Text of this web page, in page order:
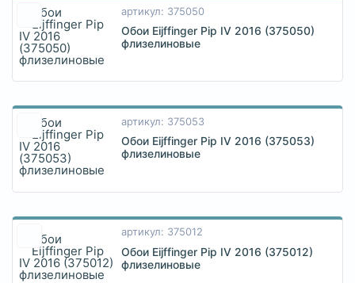
артикул: 375050
Обои Eijffinger Pip IV 2016 (375050)
флизелиновые
артикул: 375053
Обои Eijffinger Pip IV 2016 (375053)
флизелиновые
артикул: 375012
Обои Eijffinger Pip IV 2016 (375012)
флизелиновые